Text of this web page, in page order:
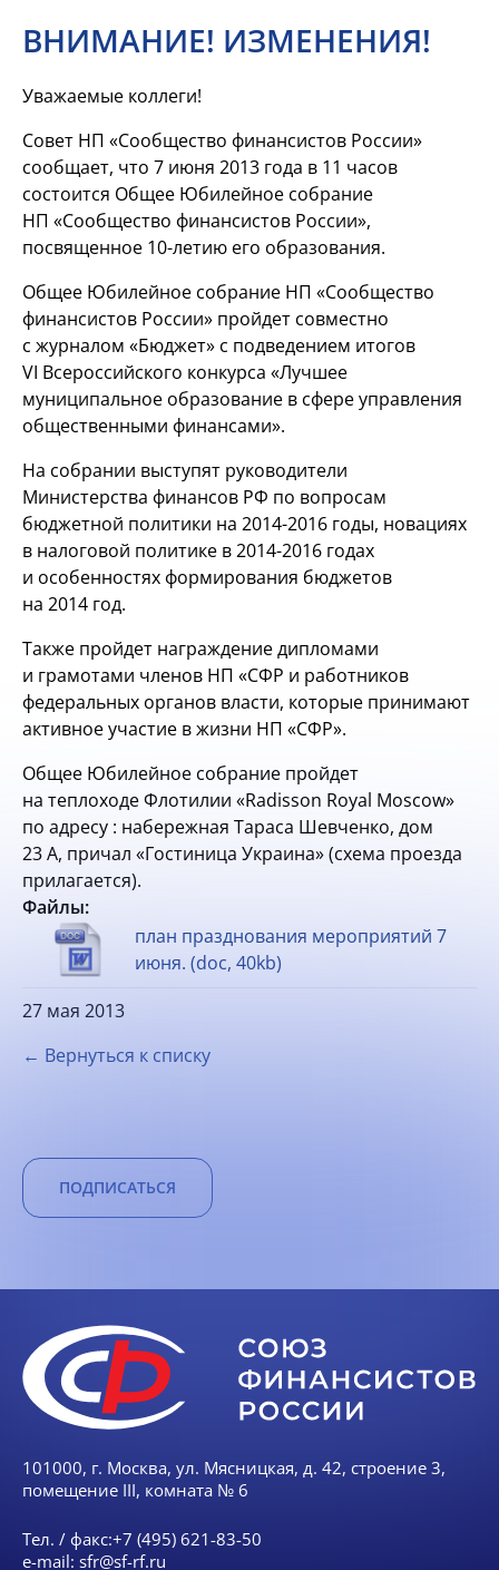
ВНИМАНИЕ! ИЗМЕНЕНИЯ!
Уважаемые коллеги!
Совет НП «Сообщество финансистов России»
сообщает, что 7 июня 2013 года в 11 часов
состоится Общее Юбилейное собрание
НП «Сообщество финансистов России»,
посвященное 10-летию его образования.
Общее Юбилейное собрание НП «Сообщество
финансистов России» пройдет совместно
с журналом «Бюджет» с подведением итогов
VI Всероссийского конкурса «Лучшее
муниципальное образование в сфере управления
общественными финансами».
На собрании выступят руководители
Министерства финансов РФ по вопросам
бюджетной политики на 2014-2016 годы, новациях
в налоговой политике в2014-2016 годах
и особенностях формирования бюджетов
на 2014 год.
Также пройдет награждение дипломами
и грамотами членов НП «СФР и работников
федеральных органов власти, которые принимают
активное участие в жизни НП «СФР».
Общее Юбилейное собрание пройдет
на теплоходе Флотилии «Radisson Royal Moscow»
по адресу : набережная Тараса Шевченко, дом
23 А, причал «Гостиница Украина» (схема проезда
прилагается).
Файлы:
план празднования мероприятий 7
июня. (doc, 40kb)
27 мая 2013
← Вернуться к списку
ПОДПИСАТЬСЯ
101000, г. Москва, ул. Мясницкая, д. 42, строение 3,
помещение III, комната № 6
Тел. / факс:+7 (495) 621-83-50
e-mail: sfr@sf-rf.ru